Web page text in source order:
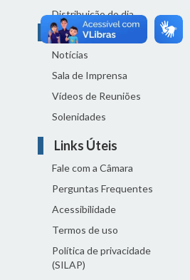
Distribuição do dia
Comunicação
Notícias
Sala de Imprensa
Vídeos de Reuniões
Solenidades
Links Úteis
Fale com a Câmara
Perguntas Frequentes
Acessibilidade
Termos de uso
Política de privacidade
(SILAP)